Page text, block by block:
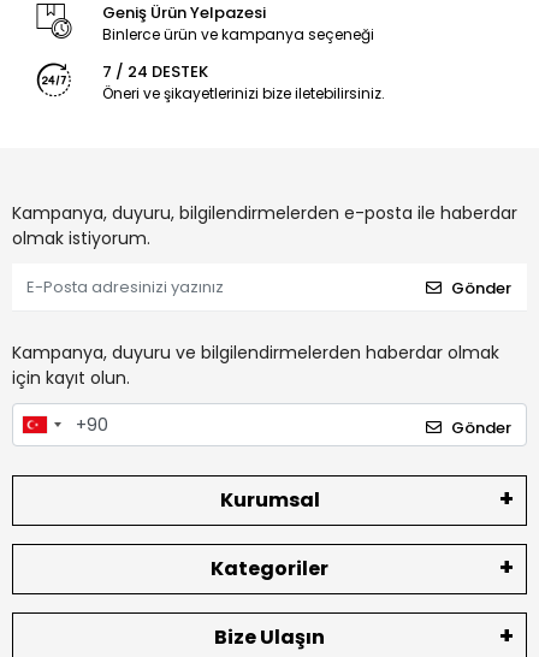
Geniş Ürün Yelpazesi
Binlerce ürün ve kampanya seçeneği
7 / 24 DESTEK
Öneri ve şikayetlerinizi bize iletebilirsiniz.
Kampanya, duyuru, bilgilendirmelerden e-posta ile haberdar
olmak istiyorum.
Gönder
Kampanya, duyuru ve bilgilendirmelerden haberdar olmak
için kayıt olun.
Gönder
Kurumsal
Kategoriler
Bize Ulaşın